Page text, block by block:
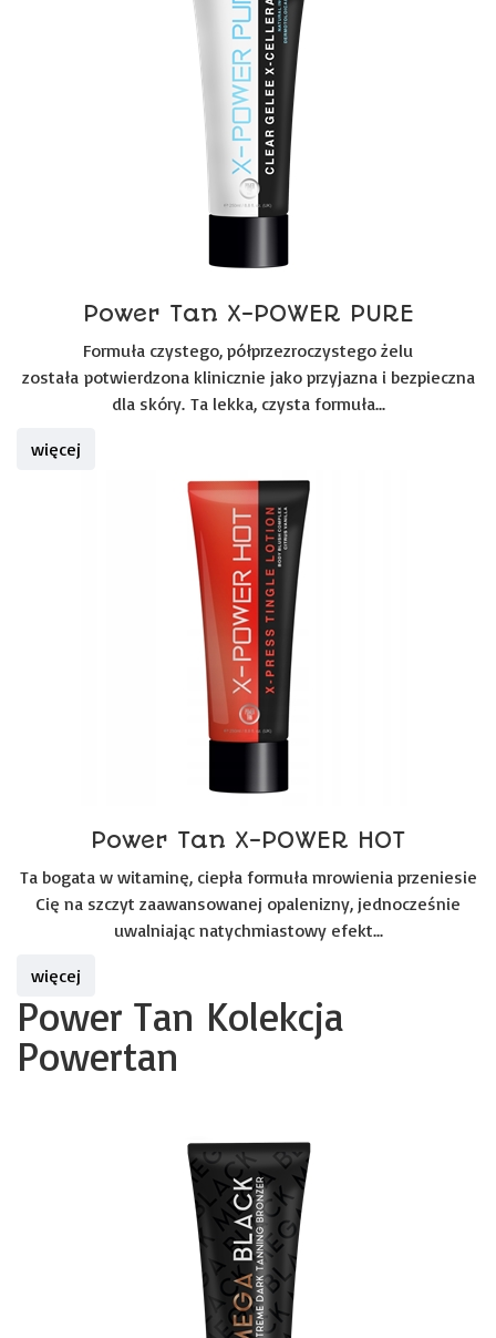
Power Tan X-POWER PURE
Formuła czystego, półprzezroczystego żelu
została potwierdzona klinicznie jako przyjazna i bezpieczna
dla skóry. Ta lekka, czysta formuła...
więcej
Power Tan X-POWER HOT
Ta bogata w witaminę, ciepła formuła mrowienia przeniesie
Cię na szczyt zaawansowanej opalenizny, jednocześnie
uwalniając natychmiastowy efekt...
więcej
Power Tan Kolekcja
Powertan